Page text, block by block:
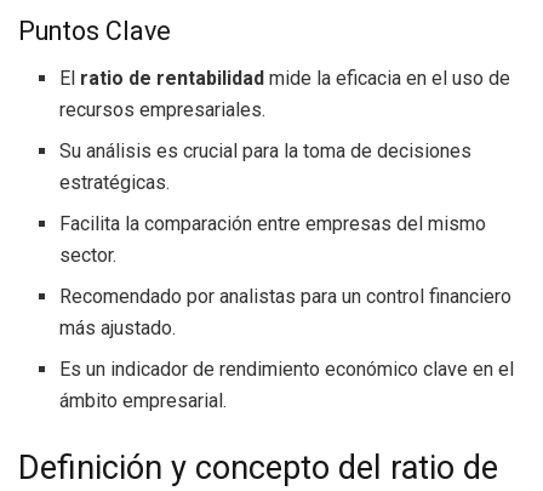
Puntos Clave
El ratio de rentabilidad mide la eficacia en el uso de
recursos empresariales.
Su análisis es crucial para la toma de decisiones
estratégicas.
Facilita la comparación entre empresas del mismo
sector.
Recomendado por analistas para un control financiero
más ajustado.
Es un indicador de rendimiento económico clave en el
ámbito empresarial.
Definición y concepto del ratio de